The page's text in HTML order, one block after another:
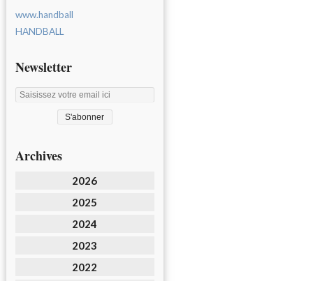
www.handball
HANDBALL
Newsletter
Archives
2026
2025
2024
2023
2022